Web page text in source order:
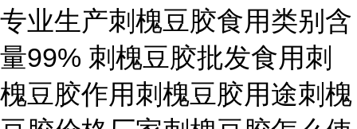
专业生产刺槐豆胶食用类别含
量99% 刺槐豆胶批发食用刺
槐豆胶作用刺槐豆胶用途刺槐